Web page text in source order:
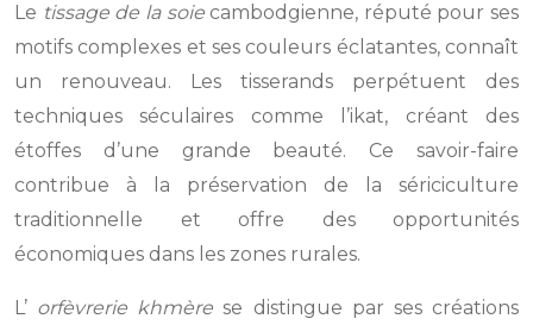
Le tissage de la soie cambodgienne, réputé pour ses
motifs complexes et ses couleurs éclatantes, connaît
un renouveau. Les tisserands perpétuent des
techniques séculaires comme l’ikat, créant des
étoffes d’une grande beauté. Ce savoir-faire
contribue à la préservation de la sériciculture
traditionnelle et offre des opportunités
économiques dans les zones rurales.
L’ orfèvrerie khmèrese distingue par ses créations